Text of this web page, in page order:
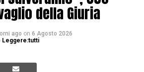
della Giuria
ago on 6 Agosto 2026
Leggere:tutti